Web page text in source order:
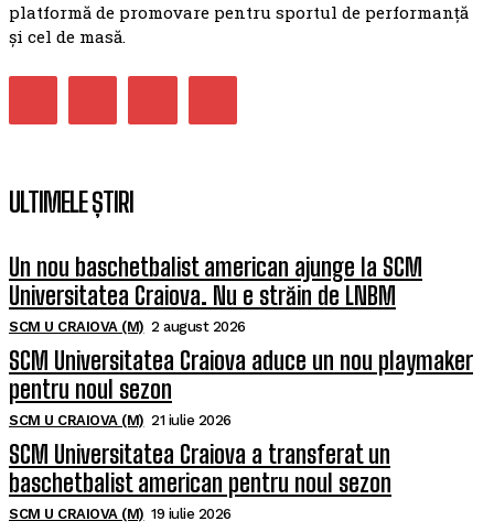
platformă de promovare pentru sportul de performanță
și cel de masă.
ULTIMELE ȘTIRI
Un nou baschetbalist american ajunge la SCM
Universitatea Craiova. Nu e străin de LNBM
SCM U CRAIOVA (M) 2 august 2026
SCM Universitatea Craiova aduce un nou playmaker
pentru noul sezon
SCM U CRAIOVA (M) 21 iulie 2026
SCM Universitatea Craiova a transferat un
baschetbalist american pentru noul sezon
SCM U CRAIOVA (M) 19 iulie 2026